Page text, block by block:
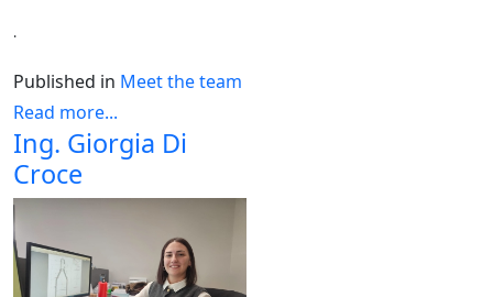
.
Published in Meet the team
Read more...
Ing. Giorgia Di
Croce